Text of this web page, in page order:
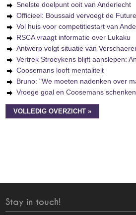
Snelste doelpunt ooit van Anderlecht
Officieel: Boussaid vervoegt de
Vol huis voor competitiestart van
RSCA vraagt informatie over Lukaku
Antwerp volgt situatie van
Vertrek Stroeykens blijft aanslepen:
Coosemans looft mentaliteit
Bruno: "We moeten nadenken over
Vroege goal en Coosemans
VOLLEDIG OVERZICHT »
Stay in touch!